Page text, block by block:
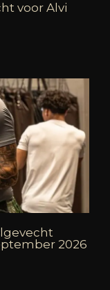
voor Alvi
2026